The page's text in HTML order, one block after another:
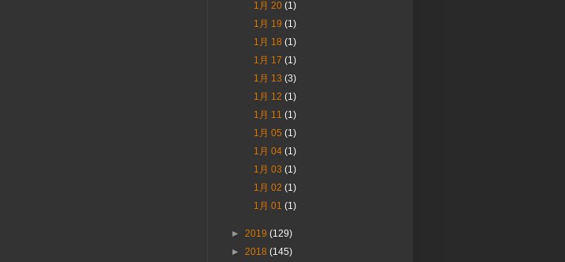
1月 20 (1)
1月 19 (1)
1月 18 (1)
1月 17 (1)
1月 13 (3)
1月 12 (1)
1月 11 (1)
1月 05 (1)
1月 04 (1)
1月 03 (1)
1月 02 (1)
1月 01 (1)
► 2019 (129)
► 2018 (145)